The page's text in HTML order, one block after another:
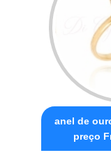
anel de
preço